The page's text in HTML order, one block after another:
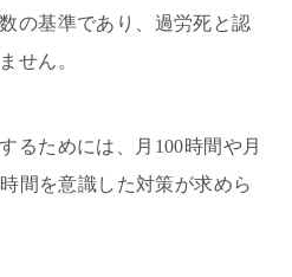
の基準であり、過労死と認
せん。
るためには、月100時間や月
間を意識した対策が求めら